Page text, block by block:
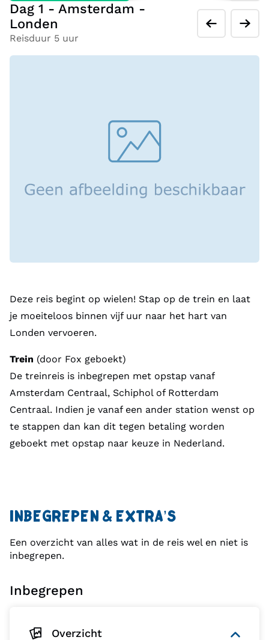
Dag 1 - Amsterdam -
Londen
Reisduur 5 uur
Deze reis begint op wielen! Stap op de trein en laat
je moeiteloos binnen vijf uur naar het hart van
Londen vervoeren.
Trein (door Fox geboekt)
De treinreis is inbegrepen met opstap vanaf
Amsterdam Centraal, Schiphol of Rotterdam
Centraal. Indien je vanaf een ander station wenst op
te stappen dan kan dit tegen betaling worden
geboekt met opstap naar keuze in Nederland.
INBEGREPEN & EXTRA’S
Een overzicht van alles wat in de reis wel en niet is
inbegrepen.
Inbegrepen
Overzicht